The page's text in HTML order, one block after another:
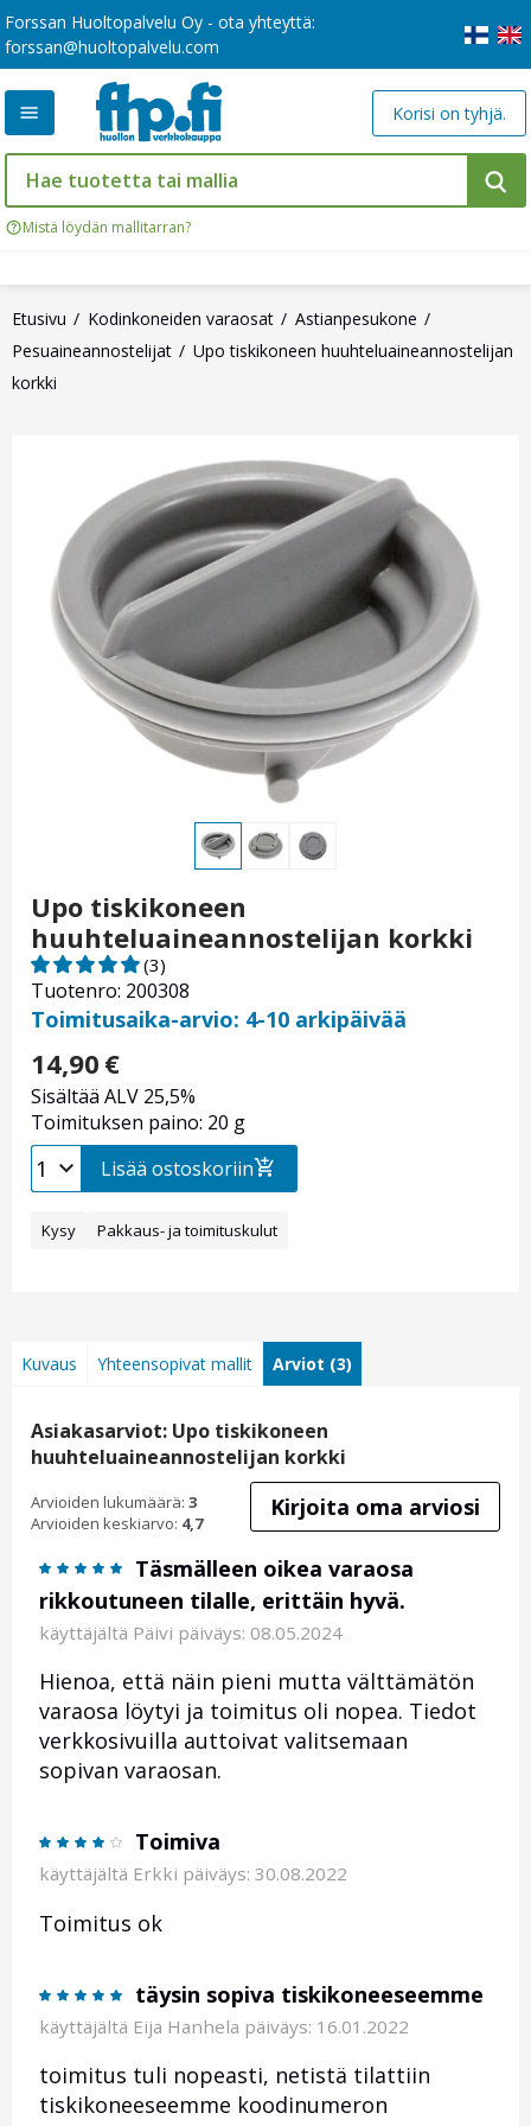
Forssan Huoltopalvelu Oy - ota yhteyttä:
forssan@huoltopalvelu.com
Mistä löydän mallitarran?
Korisi on tyhjä.
Etusivu Kodinkoneiden varaosat
Astianpesukone
Pesuaineannostelijat
Upo tiskikoneen huuhteluaineannostelijan
korkki
Upo tiskikoneen
huuhteluaineannostelijan korkki
Tuotenro: 200308
(3)
Toimitusaika-arvio: 4-10 arkipäivää
14,90 €
Sisältää ALV 25,5%
Toimituksen paino: 20 g
Lisää ostoskoriin
Kysy Pakkaus- ja toimituskulut
Kuvaus Yhteensopivat mallit Arviot (3)
Asiakasarviot: Upo tiskikoneen
huuhteluaineannostelijan korkki
Arvioiden lukumäärä: 3
Arvioiden keskiarvo: 4,7
Kirjoita oma arviosi
Täsmälleen oikea varaosa
rikkoutuneen tilalle, erittäin hyvä.
käyttäjältä Päivi päiväys: 08.05.2024
Hienoa, että näin pieni mutta välttämätön
varaosa löytyi ja toimitus oli nopea. Tiedot
verkkosivuilla auttoivat valitsemaan
sopivan varaosan.
Toimiva
käyttäjältä Erkki päiväys: 30.08.2022
Toimitus ok
täysin sopiva tiskikoneeseemme
käyttäjältä Eija Hanhela päiväys: 16.01.2022
toimitus tuli nopeasti, netistä tilattiin
tiskikoneeseemme koodinumeron